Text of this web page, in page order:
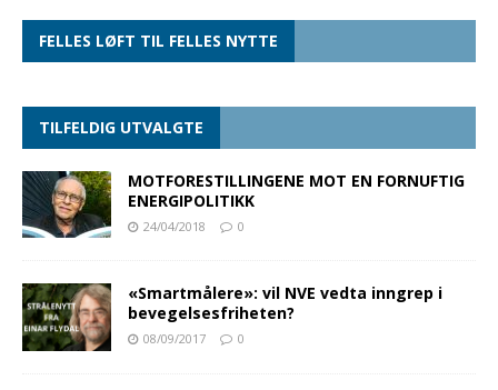
FELLES LØFT TIL FELLES NYTTE
TILFELDIG UTVALGTE
MOTFORESTILLINGENE MOT EN FORNUFTIG
ENERGIPOLITIKK
24/04/2018 0
«Smartmålere»: vil NVE vedta inngrep i
bevegelsesfriheten?
08/09/2017 0